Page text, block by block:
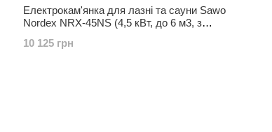
Електрокам'янка для лазні та сауни Sawo
Nordex NRX-45NS (4,5 кВт, до 6 м3, з
10 125 грн